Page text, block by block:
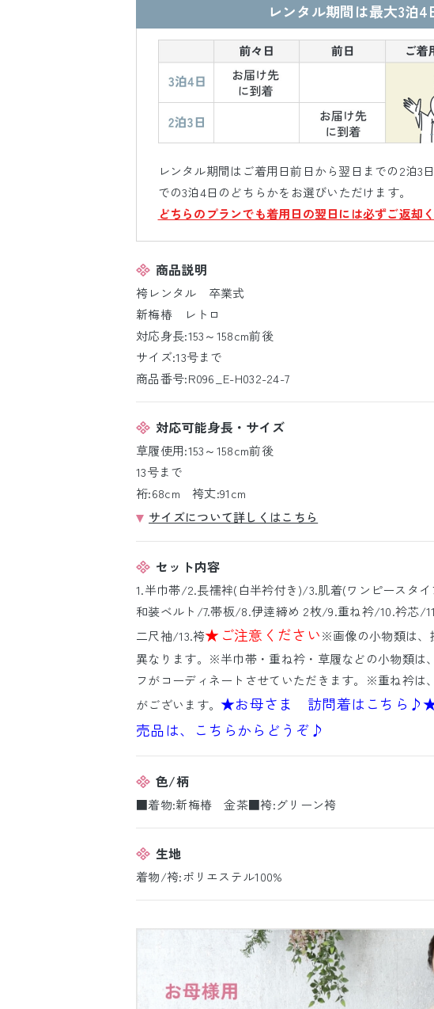
レンタル期間は最大3泊4
レンタル期間はご着用日前日から翌日までの2泊3
での3泊4日のどちらかをお選びいただけます。
どちらのプランでも着用日の翌日には必ずご返却く
商品説明
袴レンタル 卒業式
新梅椿 レトロ
対応身長:153～158cm前後
サイズ:13号まで
商品番号:R096_E-H032-24-7
対応可能身長・サイズ
草履使用:153～158cm前後
13号まで
裄:68cm 袴丈:91cm
サイズについて詳しくはこちら
セット内容
1.半巾帯/2.長襦袢(白半衿付き)/3.肌着(ワンピースタ
和装ベルト/7.帯板/8.伊逹締め 2枚/9.重ね衿/10.衿芯/
二尺袖/13.袴★ご注意ください※画像の小物類は、
異なります。※半巾帯・重ね衿・草履などの小物類は
フがコーディネートさせていただきます。※重ね衿は
がございます。★お母さま 訪問着はこちら♪
売品は、こちらからどうぞ♪
色/柄
■着物:新梅椿 金茶■袴:グリーン袴
生地
着物/袴:ポリエステル100%